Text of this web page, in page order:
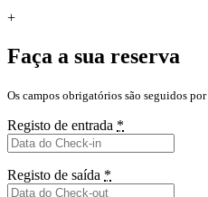
+
Faça a sua reserva
Os campos obrigatórios são seguidos por
Registo de entrada *
Registo de saída *